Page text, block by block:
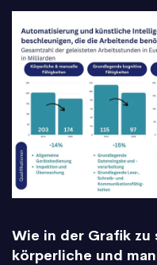
Wie in der Grafik zu
körperliche und